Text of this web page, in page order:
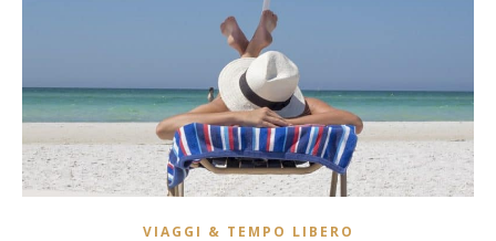
VIAGGI & TEMPO LIBERO